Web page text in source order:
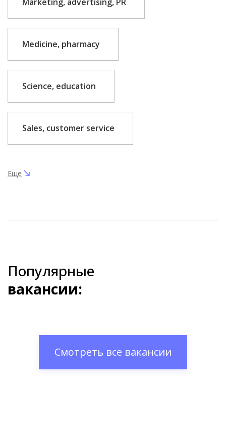
Medicine, pharmacy
Science, education
Sales, customer service
Еще
Популярные
вакансии:
Смотреть все вакансии